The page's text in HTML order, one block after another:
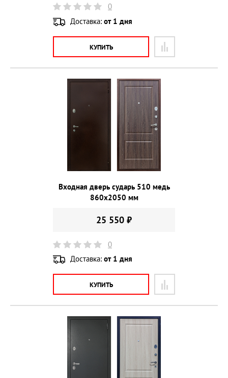
0
Доставка: от 1 дня
КУПИТЬ
Входная дверь сударь 510 медь
860х2050 мм
25 550 ₽
0
Доставка: от 1 дня
КУПИТЬ